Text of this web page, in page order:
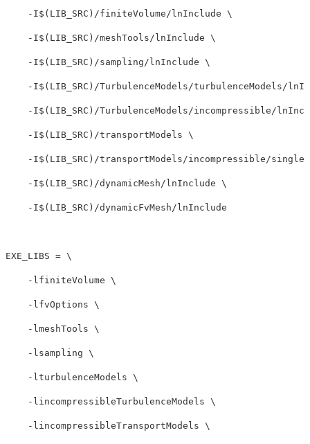
    -I
$ ( LIB_SRC ) /finiteVolume/lnInclude \
    -I
$ ( LIB_SRC ) /meshTools/lnInclude \
    -I
$ ( LIB_SRC ) /sampling/lnInclude \
    -I
$ ( LIB_SRC ) /TurbulenceModels/turbulenceModels/
    -I
$ ( LIB_SRC ) /TurbulenceModels/incompressible/
    -I
$ ( LIB_SRC ) /transportModels \
    -I
$ ( LIB_SRC ) /transportModels/incompressible/
    -I
$ ( LIB_SRC ) /dynamicMesh/lnInclude \
    -I
$ ( LIB_SRC ) /dynamicFvMesh/lnInclude
EXE_LIBS = \
    -lfiniteVolume \
    -lfvOptions \
    -lmeshTools \
    -lsampling \
    -lturbulenceModels \
    -lincompressibleTurbulenceModels \
    -lincompressibleTransportModels \